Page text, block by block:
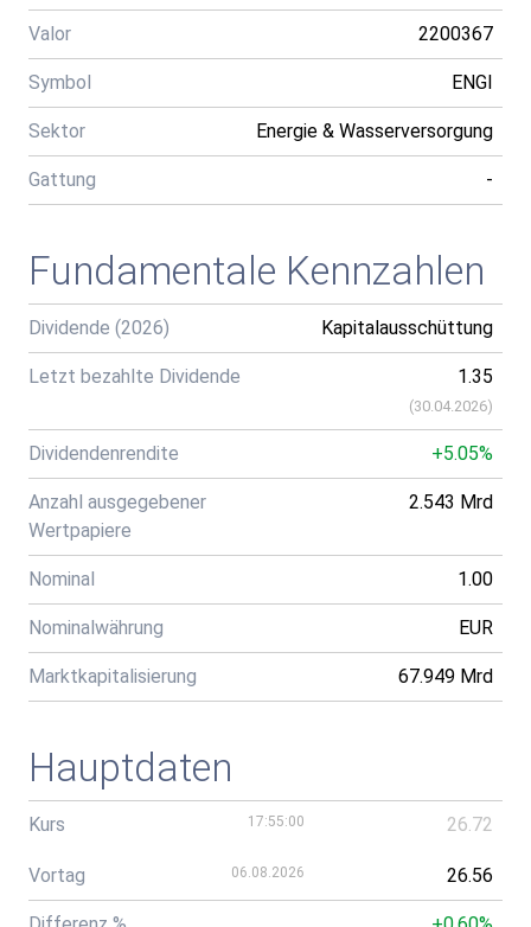
Valor 2200367
Symbol ENGI
Sektor Energie & Wasserversorgung
Gattung -
Fundamentale Kennzahlen
Dividende (2026) Kapitalausschüttung
Letzt bezahlte Dividende 1.35
(30.04.2026)
Dividendenrendite +5.05%
Anzahl ausgegebener
Wertpapiere
2.543 Mrd
Nominal 1.00
Nominalwährung EUR
Marktkapitalisierung 67.949 Mrd
Hauptdaten
Kurs 17:55:00 26.72
Vortag 06.08.2026 26.56